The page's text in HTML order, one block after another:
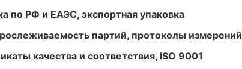
по РФ и ЕАЭС, экспортная упаковка
партий, протоколы измерений
качества и соответствия, ISO 9001